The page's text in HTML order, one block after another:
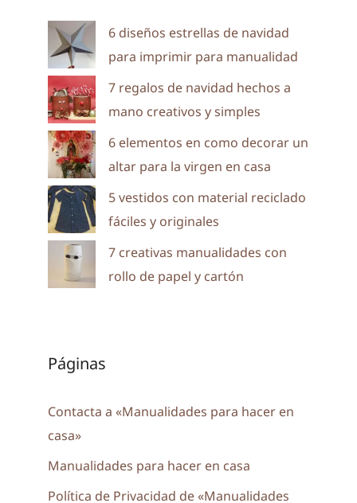
6 diseños estrellas de navidad
para imprimir para manualidad
7 regalos de navidad hechos a
mano creativos y simples
6 elementos en como decorar un
altar para la virgen en casa
5 vestidos con material reciclado
fáciles y originales
7 creativas manualidades con
rollo de papel y cartón
Páginas
Contacta a «Manualidades para hacer en
casa»
Manualidades para hacer en casa
Política de Privacidad de «Manualidades